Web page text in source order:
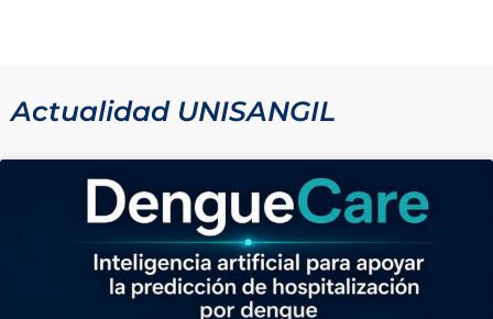
Actualidad UNISANGIL